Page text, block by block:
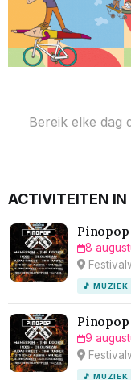
Bereik elke dag
ACTIVITEITEN IN
Pinopop
8
🎵 MUZIEK
Pinopop
9
🎵 MUZIEK